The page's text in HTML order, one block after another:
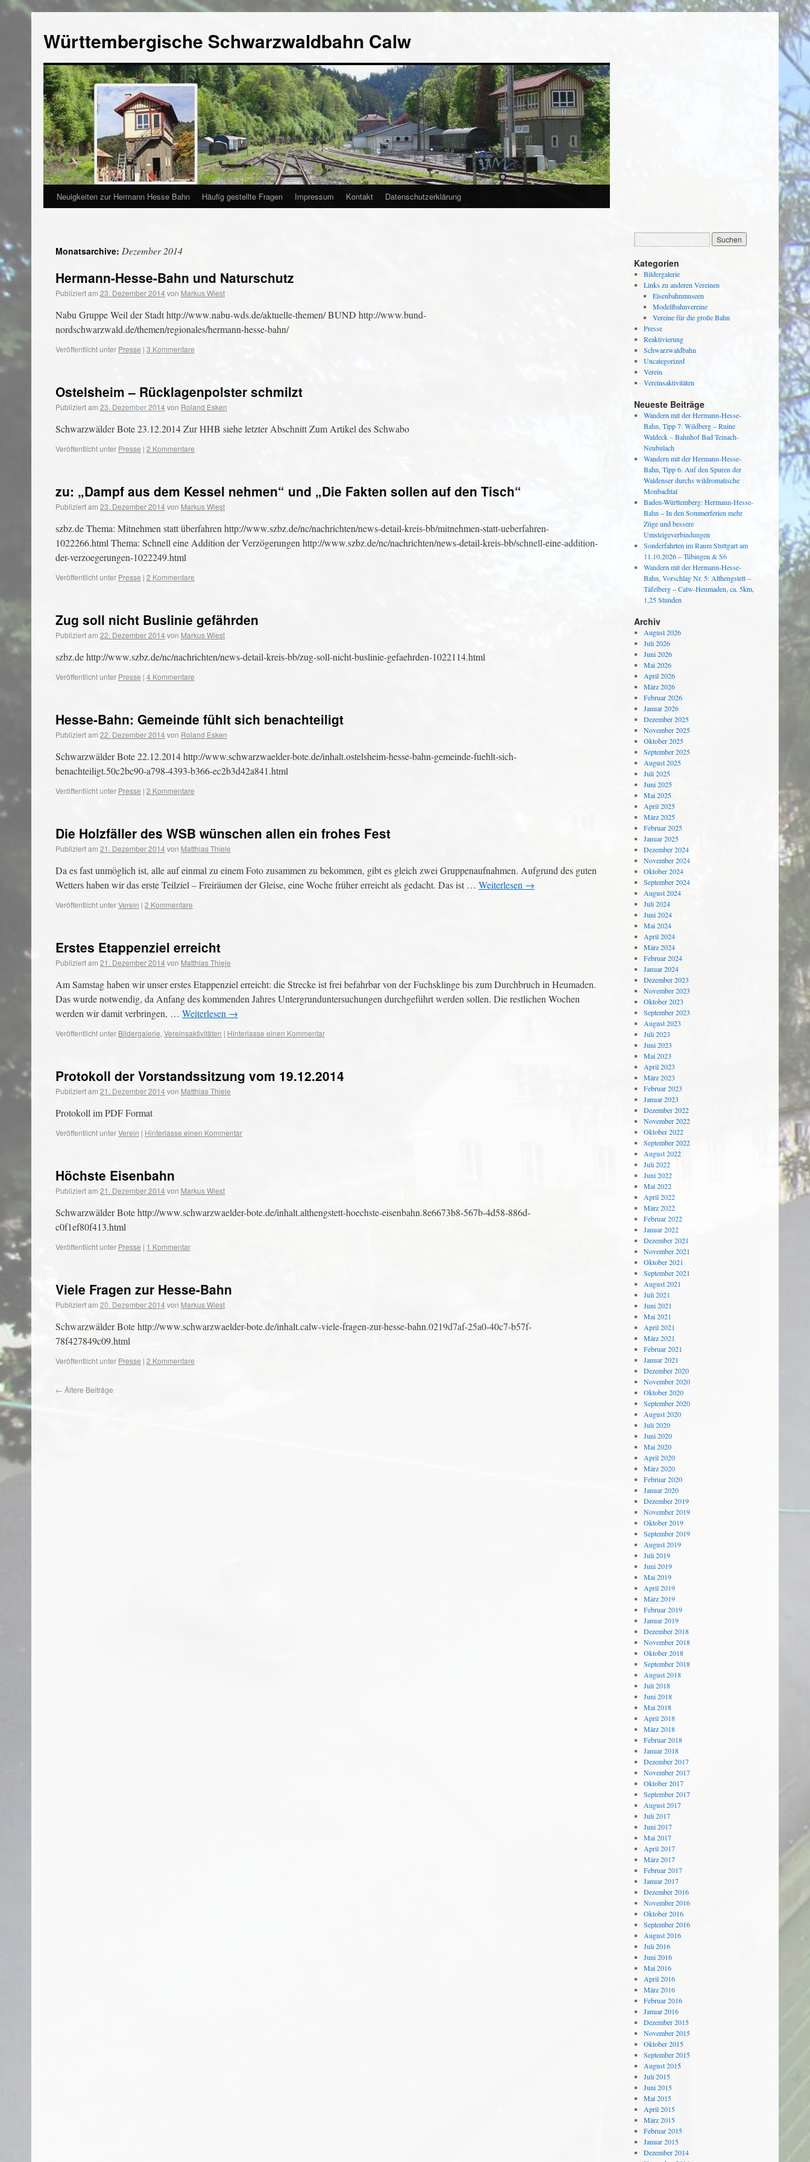
Württembergische Schwarzwaldbahn Calw
Neuigkeiten zur Hermann Hesse Bahn Häufig gestellte Fragen Impressum Kontakt Datenschutzerklärung
Monatsarchive: Dezember 2014
Hermann-Hesse-Bahn und Naturschutz
Publiziert am 23. Dezember 2014von Markus Wiest
Nabu Gruppe Weil der Stadt http://www.nabu-wds.de/aktuelle-themen/ BUND http://www.bund-
nordschwarzwald.de/themen/regionales/hermann-hesse-bahn/
Veröffentlicht unter Presse | 3 Kommentare
Ostelsheim – Rücklagenpolster schmilzt
Publiziert am 23. Dezember 2014von Roland Esken
Schwarzwälder Bote 23.12.2014 Zur HHB siehe letzter Abschnitt Zum Artikel des Schwabo
Veröffentlicht unter Presse | 2 Kommentare
zu: „Dampf aus dem Kessel nehmen“ und „Die Fakten sollen auf den Tisch“
Publiziert am 23. Dezember 2014von Markus Wiest
szbz.de Thema: Mitnehmen statt überfahren http://www.szbz.de/nc/nachrichten/news-detail-kreis-bb/mitnehmen-statt-ueberfahren-
1022266.html Thema: Schnell eine Addition der Verzögerungen http://www.szbz.de/nc/nachrichten/news-detail-kreis-bb/schnell-eine-addition-
der-verzoegerungen-1022249.html
Veröffentlicht unter Presse | 2 Kommentare
Zug soll nicht Buslinie gefährden
Publiziert am 22. Dezember 2014von Markus Wiest
szbz.de http://www.szbz.de/nc/nachrichten/news-detail-kreis-bb/zug-soll-nicht-buslinie-gefaehrden-1022114.html
Veröffentlicht unter Presse | 4 Kommentare
Hesse-Bahn: Gemeinde fühlt sich benachteiligt
Publiziert am 22. Dezember 2014von Roland Esken
Schwarzwälder Bote 22.12.2014 http://www.schwarzwaelder-bote.de/inhalt.ostelsheim-hesse-bahn-gemeinde-fuehlt-sich-
benachteiligt.50c2bc90-a798-4393-b366-ec2b3d42a841.html
Veröffentlicht unter Presse | 2 Kommentare
Die Holzfäller des WSB wünschen allen ein frohes Fest
Publiziert am 21. Dezember 2014von Matthias Thiele
Da es fast unmöglich ist, alle auf einmal zu einem Foto zusammen zu bekommen, gibt es gleich zwei Gruppenaufnahmen. Aufgrund des guten
Wetters haben wir das erste Teilziel – Freiräumen der Gleise, eine Woche früher erreicht als gedacht. Das ist … Weiterlesen →
Veröffentlicht unterVerein | 2 Kommentare
Erstes Etappenziel erreicht
Publiziert am 21. Dezember 2014von Matthias Thiele
Am Samstag haben wir unser erstes Etappenziel erreicht: die Strecke ist frei befahrbar von der Fuchsklinge bis zum Durchbruch in Heumaden.
Das wurde notwendig, da Anfang des kommenden Jahres Untergrunduntersuchungen durchgeführt werden sollen. Die restlichen Wochen
werden wir damit verbringen, … Weiterlesen →
Veröffentlicht unter Bildergalerie, Vereinsaktivitäten | Hinterlasse einen Kommentar
Protokoll der Vorstandssitzung vom 19.12.2014
Publiziert am 21. Dezember 2014von Matthias Thiele
Protokoll im PDF Format
Veröffentlicht unterVerein | Hinterlasse einen Kommentar
Höchste Eisenbahn
Publiziert am 21. Dezember 2014von Markus Wiest
Schwarzwälder Bote http://www.schwarzwaelder-bote.de/inhalt.althengstett-hoechste-eisenbahn.8e6673b8-567b-4d58-886d-
c0f1ef80f413.html
Veröffentlicht unter Presse | 1 Kommentar
Viele Fragen zur Hesse-Bahn
Publiziert am 20. Dezember 2014von Markus Wiest
Schwarzwälder Bote http://www.schwarzwaelder-bote.de/inhalt.calw-viele-fragen-zur-hesse-bahn.0219d7af-25a0-40c7-b57f-
78f427849c09.html
Veröffentlicht unter Presse | 2 Kommentare
← Ältere Beiträge
Kategorien
Bildergalerie
Links zu anderen Vereinen
Eisenbahnmuseen
Modellbahnvereine
Vereine für die große Bahn
Presse
Reaktivierung
Schwarzwaldbahn
Uncategorized
Verein
Vereinsaktivitäten
Neueste Beiträge
Wandern mit der Hermann-Hesse-
Bahn, Tipp 7: Wildberg – Ruine
Waldeck – Bahnhof Bad Teinach-
Neubulach
Wandern mit der Hermann-Hesse-
Bahn, Tipp 6. Auf den Spuren der
Waldenser durchs wildromatische
Monbachtal
Baden-Württemberg: Hermann-Hesse-
Bahn – In den Sommerferien mehr
Züge und bessere
Umsteigeverbindungen
Sonderfahrten im Raum Stuttgart am
11.10.2026 – Tübingen & S6
Wandern mit der Hermann-Hesse-
Bahn, Vorschlag Nr. 5: Althengstett –
Täfelberg – Calw-Heumaden, ca. 5km,
1,25 Stunden
Archiv
August 2026
Juli 2026
Juni 2026
Mai 2026
April 2026
März 2026
Februar 2026
Januar 2026
Dezember 2025
November 2025
Oktober 2025
September 2025
August 2025
Juli 2025
Juni 2025
Mai 2025
April 2025
März 2025
Februar 2025
Januar 2025
Dezember 2024
November 2024
Oktober 2024
September 2024
August 2024
Juli 2024
Juni 2024
Mai 2024
April 2024
März 2024
Februar 2024
Januar 2024
Dezember 2023
November 2023
Oktober 2023
September 2023
August 2023
Juli 2023
Juni 2023
Mai 2023
April 2023
März 2023
Februar 2023
Januar 2023
Dezember 2022
November 2022
Oktober 2022
September 2022
August 2022
Juli 2022
Juni 2022
Mai 2022
April 2022
März 2022
Februar 2022
Januar 2022
Dezember 2021
November 2021
Oktober 2021
September 2021
August 2021
Juli 2021
Juni 2021
Mai 2021
April 2021
März 2021
Februar 2021
Januar 2021
Dezember 2020
November 2020
Oktober 2020
September 2020
August 2020
Juli 2020
Juni 2020
Mai 2020
April 2020
März 2020
Februar 2020
Januar 2020
Dezember 2019
November 2019
Oktober 2019
September 2019
August 2019
Juli 2019
Juni 2019
Mai 2019
April 2019
März 2019
Februar 2019
Januar 2019
Dezember 2018
November 2018
Oktober 2018
September 2018
August 2018
Juli 2018
Juni 2018
Mai 2018
April 2018
März 2018
Februar 2018
Januar 2018
Dezember 2017
November 2017
Oktober 2017
September 2017
August 2017
Juli 2017
Juni 2017
Mai 2017
April 2017
März 2017
Februar 2017
Januar 2017
Dezember 2016
November 2016
Oktober 2016
September 2016
August 2016
Juli 2016
Juni 2016
Mai 2016
April 2016
März 2016
Februar 2016
Januar 2016
Dezember 2015
November 2015
Oktober 2015
September 2015
August 2015
Juli 2015
Juni 2015
Mai 2015
April 2015
März 2015
Februar 2015
Januar 2015
Dezember 2014